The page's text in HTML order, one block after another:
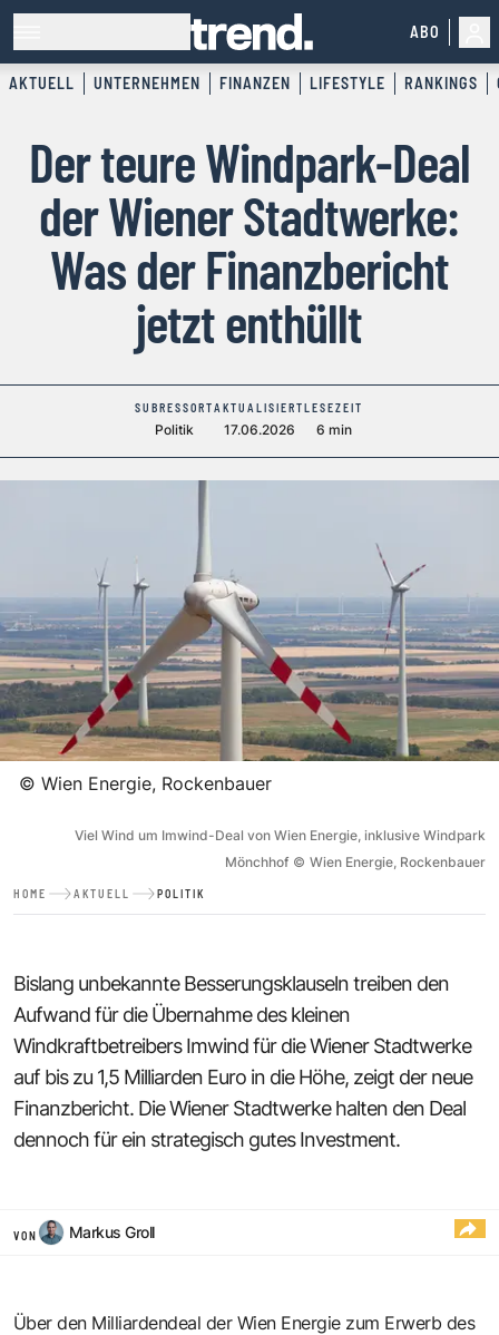
ABO
AKTUELL UNTERNEHMEN FINANZEN LIFESTYLE RANKINGS
Der teure Windpark-Deal
der Wiener Stadtwerke:
Was der Finanzbericht
jetzt enthüllt
SUBRESSORT
Politik
AKTUALISIERT
17.06.2026
LESEZEIT
6 min
© Wien Energie, Rockenbauer
Viel Wind um Imwind-Deal von Wien Energie, inklusive Windpark
Mönchhof © Wien Energie, Rockenbauer
HOME AKTUELL POLITIK
Bislang unbekannte Besserungsklauseln treiben den
Aufwand für die Übernahme des kleinen
Windkraftbetreibers Imwind für die Wiener Stadtwerke
auf bis zu 1,5 Milliarden Euro in die Höhe, zeigt der neue
Finanzbericht. Die Wiener Stadtwerke halten den Deal
dennoch für ein strategisch gutes Investment.
VON Markus Groll
Über den Milliardendeal der Wien Energie zum Erwerb des